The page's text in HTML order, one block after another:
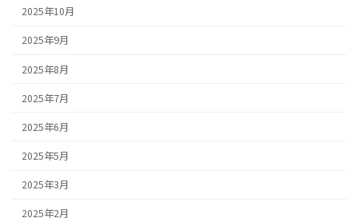
2025年10月
2025年9月
2025年8月
2025年7月
2025年6月
2025年5月
2025年3月
2025年2月